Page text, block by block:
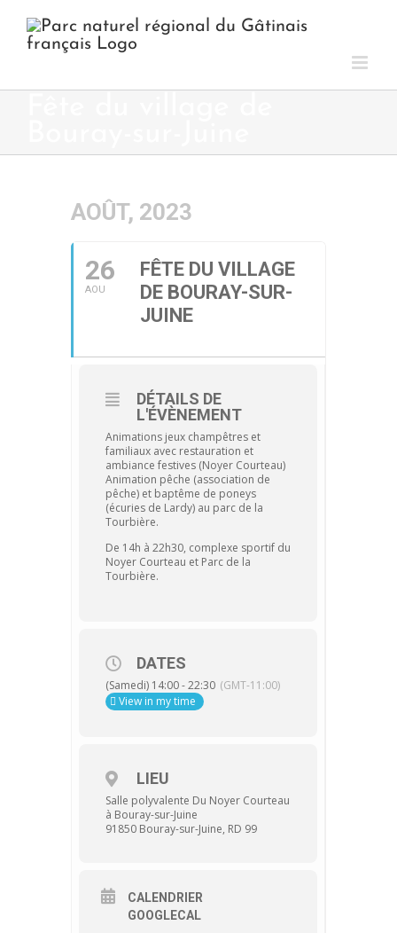
contenu
AOÛT, 2023
26
AOU
FÊTE DU VILLAGE
DE BOURAY-SUR-
JUINE
DÉTAILS DE
L'ÉVÈNEMENT
Animations jeux champêtres et
familiaux avec restauration et
ambiance festives (Noyer Courteau)
Animation pêche (association de
pêche) et baptême de poneys
(écuries de Lardy) au parc de la
Tourbière.
De 14h à 22h30, complexe sportif du
Noyer Courteau et Parc de la
Tourbière.
DATES
(Samedi) 14:00 - 22:30 (GMT-11:00)
View in my time
LIEU
Salle polyvalente Du Noyer Courteau
à Bouray-sur-Juine
91850 Bouray-sur-Juine, RD 99
CALENDRIER
GOOGLECAL